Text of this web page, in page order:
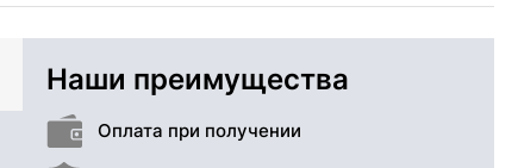
Наши преимущества
Оплата при получении